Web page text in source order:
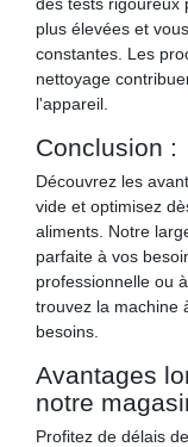
plus élevées et
constantes. Les
nettoyage
l'appareil.
Conclusion :
Découvrez les
vide et optimisez
aliments. Notre
parfaite à vos
professionnelle ou
trouvez la machine
besoins.
Avantages
notre
Profitez de délais